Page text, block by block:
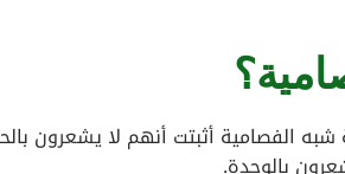
الفصامية أثبتت أنهم لا يشعرون
بالوحدة.